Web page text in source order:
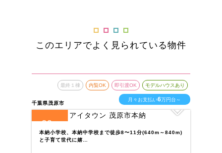
このエリアでよく見られている物件
千葉県茂原市
最終１棟 内覧OK 即引渡OK モデルハウスあり
月々お支払い6万円台～
39
本納小学校、本納中学校まで徒歩8〜11分(640m～840m)
と子育て世代に嬉…